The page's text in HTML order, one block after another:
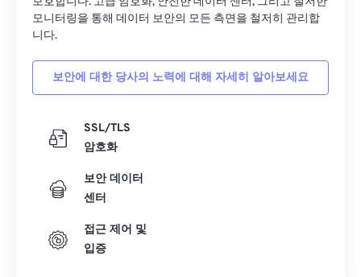
모니터링을 통해 데이터 보안의 모든 측면을 철저히 관리합
니다.
보안에 대한 당사의 노력에 대해 자세히 알아보세요
SSL/TLS
암호화
보안 데이터
센터
접근 제어 및
입증